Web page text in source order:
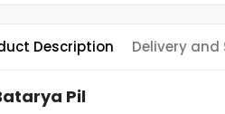
Description Delivery and
Pil